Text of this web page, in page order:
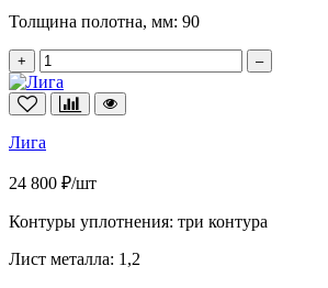
Толщина полотна, мм: 90
+ –
Лига
24 800 ₽/шт
Контуры уплотнения: три контура
Лист металла: 1,2